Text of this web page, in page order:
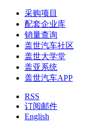
采购项目
配套企业库
销量查询
盖世汽车社区
盖世大学堂
盖亚系统
盖世汽车APP
RSS
订阅邮件
English